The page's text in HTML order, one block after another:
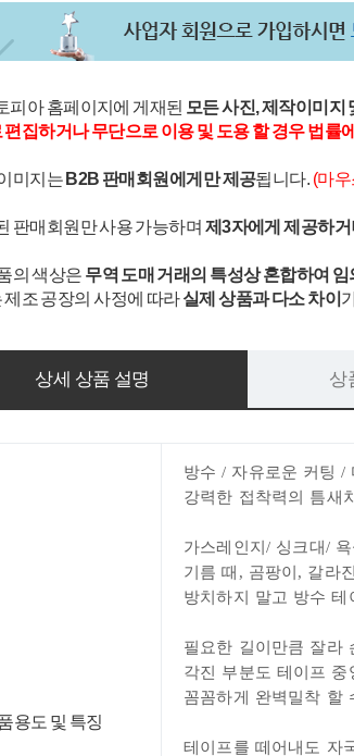
피아 홈페이지에 게재된 모든 사진, 제작이미지
집하거나 무단으로 이용 및 도용 할 경우 법률
미지는 B2B 판매회원에게만 제공됩니다. (마
판매회원만 사용 가능하며 제3자에게 제공하
의 색상은 무역 도매 거래의 특성상 혼합하여 임
조 공장의 사정에 따라실제 상품과 다소 차이
상세 상품 설명 상
용도 및 특징
방수 / 자유로운 커팅 /
강력한 접착력의
틈새
가스레인지/ 싱크대/
기름 때, 곰팡이 , 갈라
방치하지 말고 방수 테
필요한 길이만큼 잘라
각진 부분도 테이프 중
꼼꼼하게 완벽밀착 할
테이프를 떼어내도 자